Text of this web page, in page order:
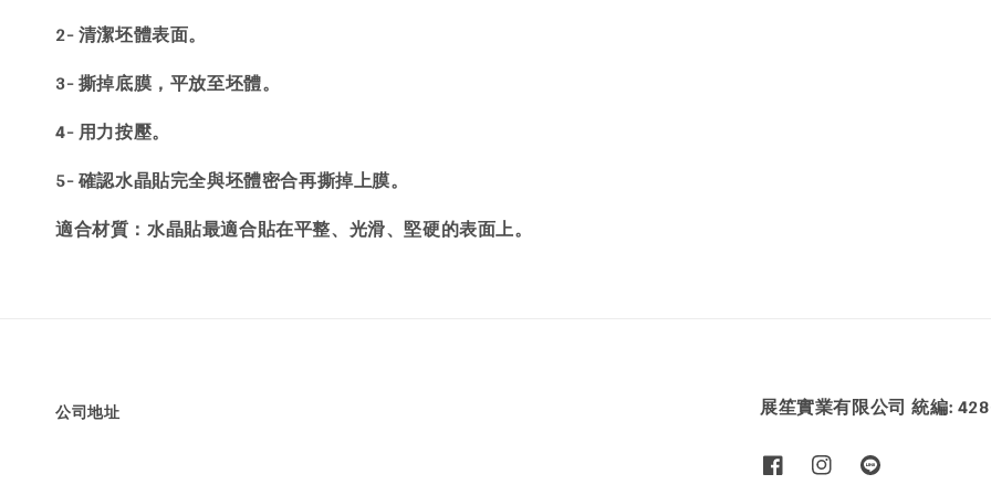
2- 清潔坯體表面。
3- 撕掉底膜，平放至坯體。
4- 用力按壓。
5- 確認水晶貼完全與坯體密合再撕掉上膜。
適合材質 ：水晶貼最適合貼在平整、光滑、堅硬的表面上。
公司地址 展笙實業有限公司 統編: